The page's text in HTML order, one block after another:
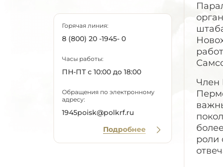
Горячая линия:
8 (800) 20 -1945- 0
Часы работы:
ПН-ПТ с 10:00 до 18:00
Обращения по электронному
адресу:
1945poisk@polkrf.ru
Подробнее
Член
роли